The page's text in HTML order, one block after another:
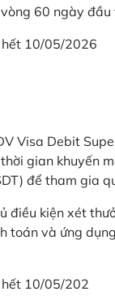
60 ngày
10/05/2026
Visa Debit
gian khuyến
để tham gia
kiện xét
toán và ứng
10/05/202